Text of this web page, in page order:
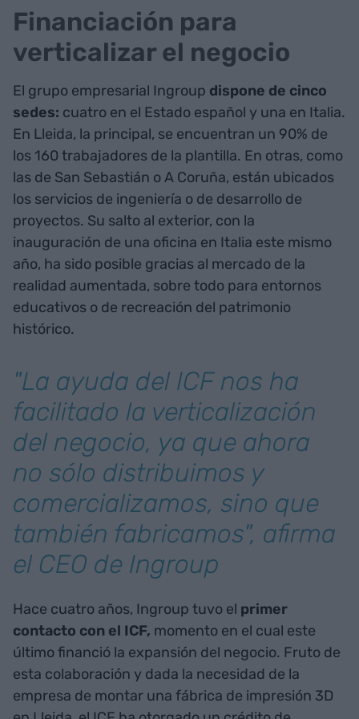
Financiación para
verticalizar el negocio
El grupo empresarial Ingroup dispone de cinco
sedes: cuatro en el Estado español y una en Italia.
En Lleida, la principal, se encuentran un 90% de
los 160 trabajadores de la plantilla. En otras, como
las de San Sebastián o A Coruña, están ubicados
los servicios de ingeniería o de desarrollo de
proyectos. Su salto al exterior, con la
inauguración de una oficina en Italia este mismo
año, ha sido posible gracias al mercado de la
realidad aumentada, sobre todo para entornos
educativos o de recreación del patrimonio
histórico.
"La ayuda del ICF nos ha
facilitado la verticalización
del negocio, ya que ahora
no sólo distribuimos y
comercializamos, sino que
también fabricamos", afirma
el CEO de Ingroup
Hace cuatro años, Ingroup tuvo el primer
contacto con el ICF, momento en el cual este
último financió la expansión del negocio. Fruto de
esta colaboración y dada la necesidad de la
empresa de montar una fábrica de impresión 3D